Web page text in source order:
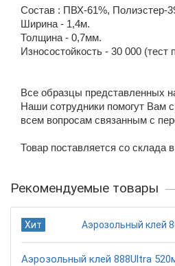
Состав : ПВХ-61%, Полиэстер-
Ширина - 1,4м.
Толщина - 0,7мм.
Износостойкость - 30 000 (тест
Все образцы представленных
Наши сотрудники помогут Вам
всем вопросам связанным с
Товар поставляется со склада
Рекомендуемые товары
Хит
Аэрозольный клей 888Ultra